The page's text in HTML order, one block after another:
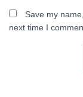
Save my
next time I